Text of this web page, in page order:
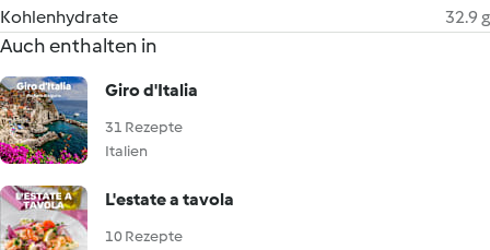
Kohlenhydrate
32.9 g
Auch enthalten in
Giro d'Italia
31 Rezepte
Italien
L'estate a tavola
10 Rezepte